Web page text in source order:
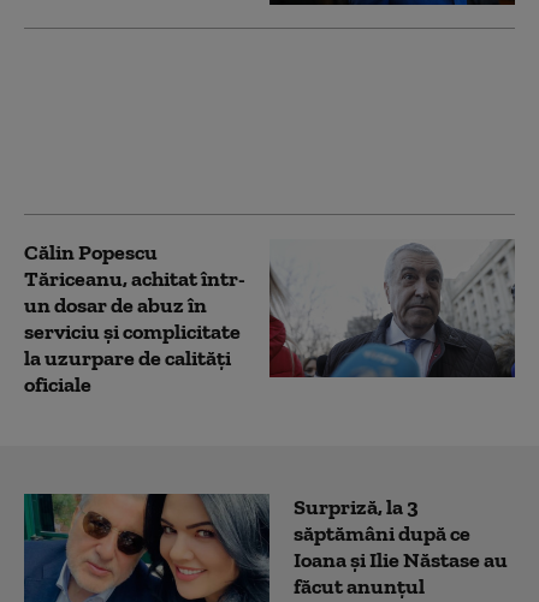
Călin Popescu
Tăriceanu, achitat într-
un dosar de abuz în
serviciu şi complicitate
la uzurpare de calităţi
oficiale
Surpriză, la 3
săptămâni după ce
Ioana și Ilie Năstase au
făcut anunțul